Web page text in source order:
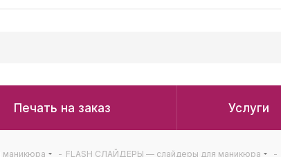
Печать на заказ Услуги
маникюра - FLASH СЛАЙДЕРЫ — слайдеры для маникюра -